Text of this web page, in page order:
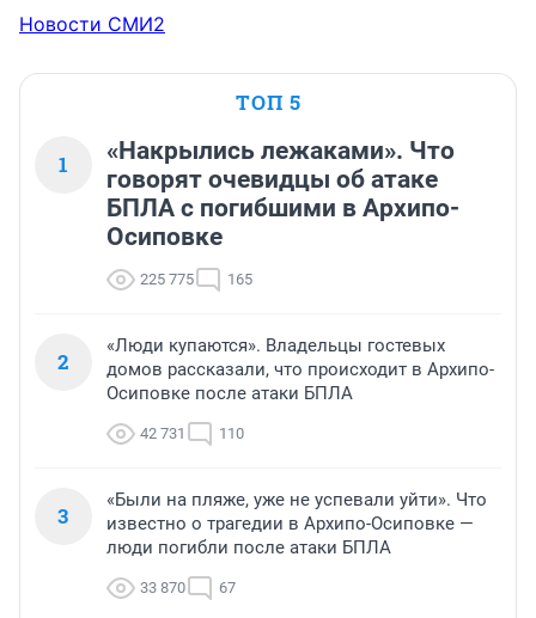
Новости СМИ2
ТОП 5
1
«Накрылись лежаками». Что
говорят очевидцы об атаке
БПЛА с погибшими в Архипо-
Осиповке
225 775 165
2
«Люди купаются». Владельцы гостевых
домов рассказали, что происходит в Архипо-
Осиповке после атаки БПЛА
42 731 110
3
«Были на пляже, уже не успевали уйти». Что
известно о трагедии в Архипо-Осиповке —
люди погибли после атаки БПЛА
33 870 67